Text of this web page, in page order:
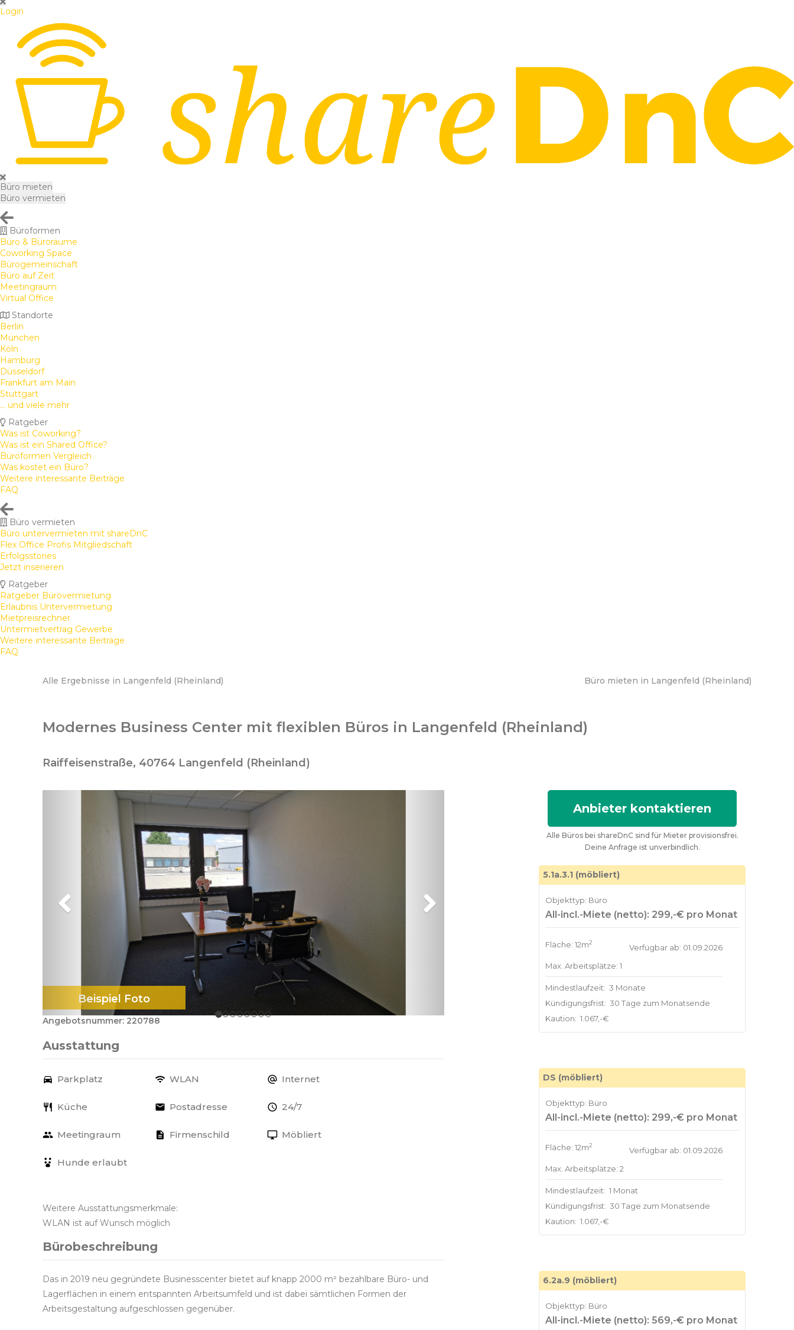
Login
Büro mieten
Büro vermieten
Büroformen
Büro & Büroräume
Coworking Space
Bürogemeinschaft
Büro auf Zeit
Meetingraum
Virtual Office
Standorte
Berlin
München
Köln
Hamburg
Düsseldorf
Frankfurt am Main
Stuttgart
... und viele mehr
Ratgeber
Was ist Coworking?
Was ist ein Shared Office?
Büroformen Vergleich
Was kostet ein Büro?
Weitere interessante Beiträge
FAQ
Büro vermieten
Büro untervermieten mit shareDnC
Flex Office Profis Mitgliedschaft
Erfolgsstories
Jetzt inserieren
Ratgeber
Ratgeber Bürovermietung
Erlaubnis Untervermietung
Mietpreisrechner
Untermietvertrag Gewerbe
Weitere interessante Beiträge
FAQ
Alle Ergebnisse in Langenfeld (Rheinland) Büro mieten in Langenfeld (Rheinland)
Modernes Business Center mit flexiblen Büros in Langenfeld (Rheinland)
Raiffeisenstraße, 40764 Langenfeld (Rheinland)
Beispiel Foto
Angebotsnummer: 220788
Ausstattung
Parkplatz WLAN Internet
Küche Postadresse 24/7
Meetingraum Firmenschild Möbliert
Hunde erlaubt
Weitere Ausstattungsmerkmale:
WLAN ist auf Wunsch möglich
Bürobeschreibung
Das in 2019 neu gegründete Businesscenter bietet auf knapp 2000 m² bezahlbare Büro- und
Lagerflächen in einem entspannten Arbeitsumfeld und ist dabei sämtlichen Formen der
Arbeitsgestaltung aufgeschlossen gegenüber.
Anbieter kontaktieren
Alle Büros bei shareDnC sind für Mieter provisionsfrei.
Deine Anfrage ist unverbindlich.
5.1a.3.1 (möbliert)
Objekttyp: Büro
All-incl.-Miete (netto): 299,-€ pro Monat
Fläche: 12m2
Max. Arbeitsplätze: 1
Verfügbar ab: 01.09.2026
Mindestlaufzeit: 3 Monate
Kündigungsfrist: 30 Tage zum Monatsende
Kaution: 1.067,-€
DS (möbliert)
Objekttyp: Büro
All-incl.-Miete (netto): 299,-€ pro Monat
Fläche: 12m2
Max. Arbeitsplätze: 2
Verfügbar ab: 01.09.2026
Mindestlaufzeit: 1 Monat
Kündigungsfrist: 30 Tage zum Monatsende
Kaution: 1.067,-€
6.2a.9 (möbliert)
Objekttyp: Büro
All-incl.-Miete (netto): 569,-€ pro Monat